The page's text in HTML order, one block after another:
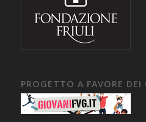
PROGETTO A FAVORE